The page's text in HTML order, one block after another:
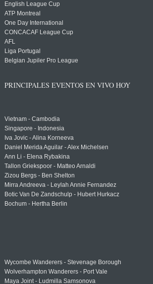
English League Cup
ATP Montreal
One Day International
CONCACAF League Cup
AFL
Liga Portugal
Belgian Jupiler Pro League
PRINCIPALES EVENTOS EN VIVO HOY
Vietnam - Cambodia
Singapore - Indonesia
Iva Jovic - Alina Korneeva
Daniel Merida Aguilar - Alex Michelsen
Ann Li - Elena Rybakina
Tallon Griekspoor - Matteo Arnaldi
Zizou Bergs - Ben Shelton
Mirra Andreeva - Leylah Annie Fernandez
Botic Van De Zandschulp - Hubert Hurkacz
Bochum - Hertha Berlin
Wycombe Wanderers - Stevenage Borough
Wolverhampton Wanderers - Port Vale
Maya Joint - Ludmilla Samsonova